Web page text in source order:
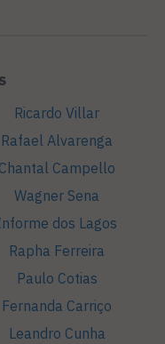
Ricardo Villar
Rafael Alvarenga
Chantal Campello
Wagner Sena
dos Lagos
Rapha Ferreira
Paulo Cotias
Fernanda Carriço
Leandro Cunha